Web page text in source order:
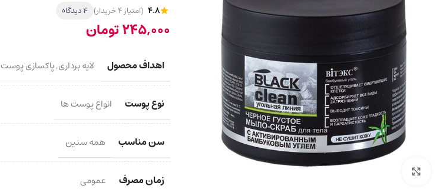
برای بزرگ‌نمایی کلیک کنید
4.8 (امتیاز 4 خریدار) 4 دیدگاه
245,000تومان
اهداف محصول لایه برداری,پاکسازی پوست
نوع پوست انواع پوست ها
سن مناسب همه سنین
زمان مصرف عمومی